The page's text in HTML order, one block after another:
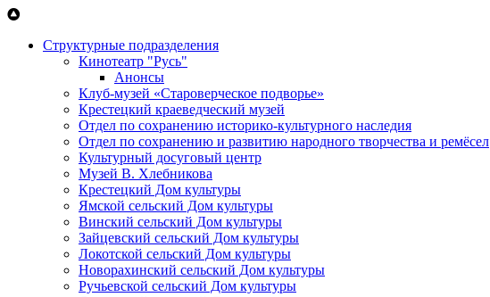
Перейти к основному содержанию
Структурные подразделения
Кинотеатр "Русь"
Анонсы
Клуб-музей «Староверческое подворье»
Крестецкий краеведческий музей
Отдел по сохранению историко-культурного наследия
Отдел по сохранению и развитию народного творчества и ремёсел
Культурный досуговый центр
Музей В. Хлебникова
Крестецкий Дом культуры
Ямской сельский Дом культуры
Винский сельский Дом культуры
Зайцевский сельский Дом культуры
Локотской сельский Дом культуры
Новорахинский сельский Дом культуры
Ручьевской сельский Дом культуры